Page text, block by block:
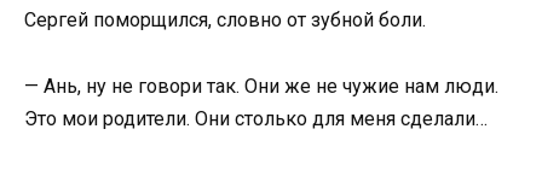
Сергей поморщился, словно от зубной боли.
— Ань, ну не говори так. Они же не чужие нам люди.
Это мои родители. Они столько для меня сделали…